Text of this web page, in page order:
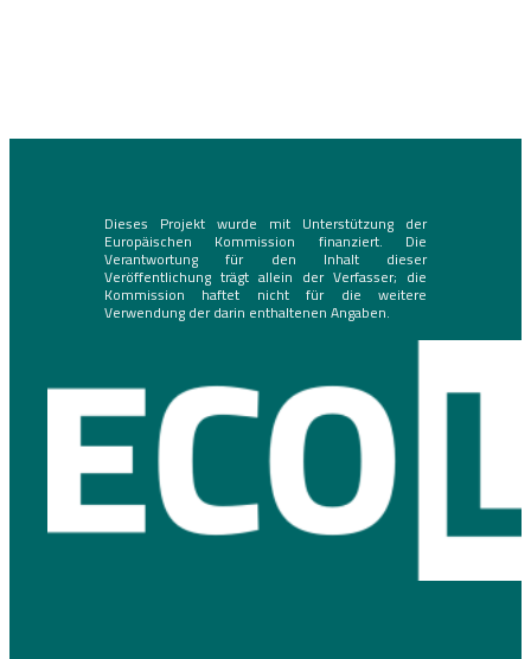
Dieses Projekt wurde mit Unterstützung der
Europäischen Kommission finanziert. Die
Verantwortung für den Inhalt dieser
Veröffentlichung trägt allein der Verfasser; die
Kommission haftet nicht für die weitere
Verwendung der darin enthaltenen Angaben.